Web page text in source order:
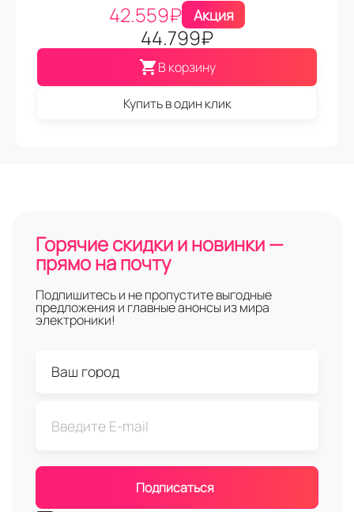
42.559₽ Акция
44.799₽
В корзину
Купить в один клик
Горячие скидки и новинки —
прямо на почту
Подпишитесь и не пропустите выгодные
предложения и главные анонсы из мира
электроники!
Подписаться